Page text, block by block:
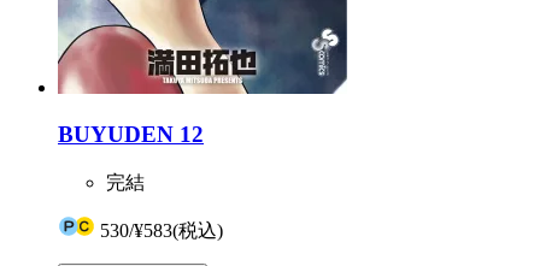
BUYUDEN 12
完結
530/¥583(税込)